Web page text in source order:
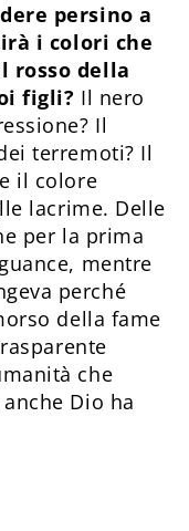
persino a
i colori che
rosso della
figli? Il nero
Il
terremoti? Il
il colore
lacrime. Delle
per la prima
mentre
perché
della fame
che
Dio ha